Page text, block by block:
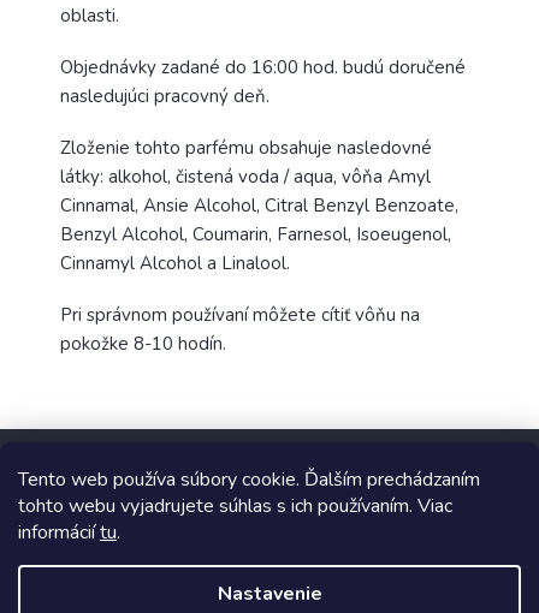
Tento web používa súbory cookie. Ďalším prechádzaním
tohto webu vyjadrujete súhlas s ich používaním. Viac
informáciítu.
Nastavenie
oblasti.
Objednávky zadané do 16:00 hod. budú doručené
nasledujúci pracovný deň.
Zloženie tohto parfému obsahuje nasledovné
látky: alkohol, čistená voda / aqua, vôňa Amyl
Cinnamal, Ansie Alcohol, Citral Benzyl Benzoate,
Benzyl Alcohol, Coumarin, Farnesol, Isoeugenol,
Cinnamyl Alcohol a Linalool.
Pri správnom používaní môžete cítiť vôňu na
pokožke 8-10 hodín.
Copyright 2026TopUpParfémy. Všetky práva vyhradené.